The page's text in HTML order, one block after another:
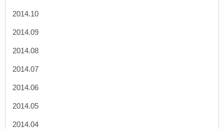
2014.10
2014.09
2014.08
2014.07
2014.06
2014.05
2014.04